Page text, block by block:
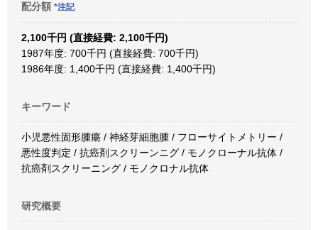
配分額 *注記
2,100千円 (直接経費: 2,100千円)
1987年度: 700千円 (直接経費: 700千円)
1986年度: 1,400千円 (直接経費: 1,400千円)
キーワード
小児悪性固形腫瘍 / 神経芽細胞腫 / フローサイトメトリー /
悪性度判定 / 抗癌剤スクリーンニグ / モノクローナル抗体 /
抗癌剤スクリーニング / モノクロナル抗体
研究概要